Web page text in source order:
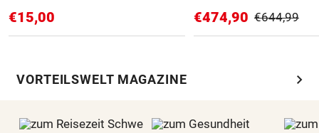
€15,00 €474,90 €644,99
VORTEILSWELT MAGAZINE chevron_right